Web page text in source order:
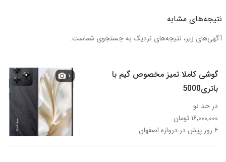
نتیجه‌های مشابه
آگهی‌های زیر، نتیجه‌های نزدیک به جستجوی شماست.
گوشی کاملا تمیز مخصوص گیم با
باتری5000
در حد نو
۱۶,۰۰۰,۰۰۰ تومان
۶ روز پیش در دروازه اصفهان
۱